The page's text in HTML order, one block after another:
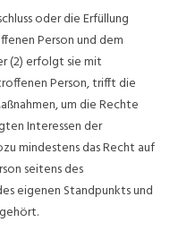
oder die Erfüllung
Person und dem
(2) erfolgt sie mit
Person, trifft die
um die Rechte
Interessen der
mindestens das Recht auf
seitens des
eigenen Standpunkts und